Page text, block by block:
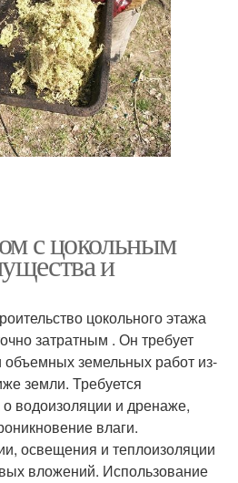
с цокольным
и
цокольного этажа
затратным . Он требует
земельных работ из-
земли. Требуется
водоизоляции и дренаже,
влаги.
освещения и теплоизоляции
вложений. Использование